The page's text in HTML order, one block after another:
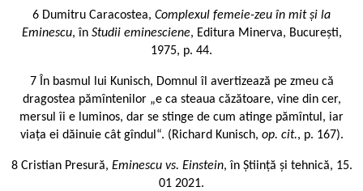
6 Dumitru Caracostea, Complexul femeie-zeu în mit și la
Eminescu, în Studii eminesciene, Editura Minerva, București,
1975, p. 44.
7 În basmul lui Kunisch, Domnul îl avertizează pe zmeu că
dragostea pămîntenilor „e ca steaua căzătoare, vine din cer,
mersul îi e luminos, dar se stinge de cum atinge pămîntul, iar
viața ei dăinuie cât gîndul“. (Richard Kunisch, op. cit., p. 167).
8 Cristian Presură, Eminescu vs. Einstein, în Știință și tehnică, 15.
01 2021.